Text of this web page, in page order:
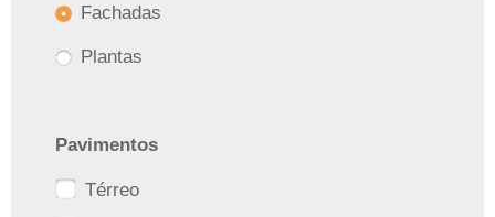
Fachadas
Plantas
Pavimentos
Térreo